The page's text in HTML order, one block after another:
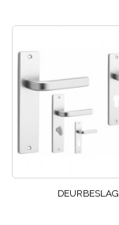
DEURBESLAG